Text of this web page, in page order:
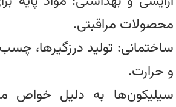
محصولات مراقبتی.
ساختمانی: تولید درزگیرها،
و حرارت.
سیلیکون‌ها به دلیل خواص